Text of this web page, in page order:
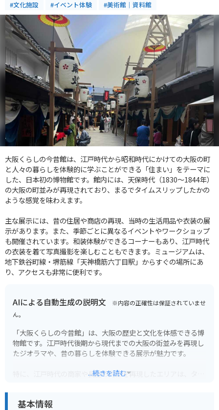
#文化施設 #イベント体験 #美術館｜資料館
大阪くらしの今昔館は、江戸時代から昭和時代にかけての大阪の町
と人々の暮らしを体験的に学ぶことができる「住まい」をテーマに
した、日本初の博物館です。館内には、天保時代（1830〜1844年）
の大阪の町並みが再現されており、まるでタイムスリップしたかの
ような感覚を味わえます。
主な展示には、昔の住居や商店の再現、当時の生活用品や衣装の展
示があります。また、季節ごとに異なるイベントやワークショップ
も開催されています。和装体験ができるコーナーもあり、江戸時代
の衣装を着て写真撮影を楽しむこともできます。ミュージアムは、
地下鉄谷町線・堺筋線「天神橋筋六丁目駅」からすぐの場所にあ
り、アクセスも非常に便利です。
AIによる自動生成の説明文 ※内容の正確性は保証されていませ
ん。
「大阪くらしの今昔館」は、大阪の歴史と文化を体感できる博
物館です。江戸時代後期から現代までの大阪の街並みを再現し
たジオラマや、昔の暮らしを体験できる展示が魅力です。
特に、江戸時代の商家や長屋の内部を再現したエリアは、タイ
いでしょう。
...続きを読む
基本情報